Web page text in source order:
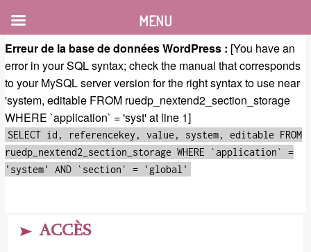
Erreur de la base de données WordPress : [You have an
error in your SQL syntax; check the manual that corresponds
to your MySQL server version for the right syntax to use near
'system, editable FROM ruedp_nextend2_section_storage
WHERE `application` = 'syst' at line 1]
SELECT id, referencekey, value, system, editable FROM
ruedp_nextend2_section_storage WHERE `application` =
'system' AND `section` = 'global'
ACCÈS
MENU